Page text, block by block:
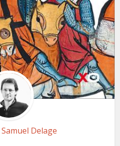
Samuel Delage